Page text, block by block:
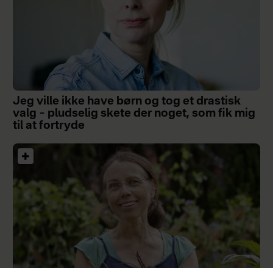
Jeg ville ikke have børn og tog et drastisk
valg – pludselig skete der noget, som fik mig
til at fortryde